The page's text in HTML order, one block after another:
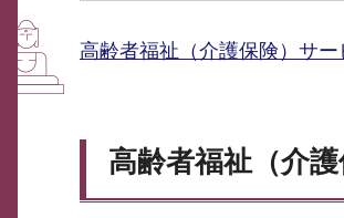
高齢者福祉（介護保険）サー
高齢者福祉（介